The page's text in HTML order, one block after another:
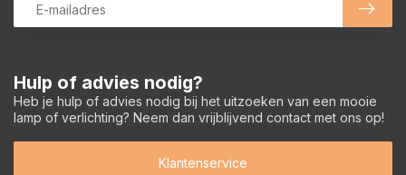
Hulp of advies nodig?
Heb je hulp of advies nodig bij het uitzoeken van een mooie
lamp of verlichting? Neem dan vrijblijvend contact met ons op!
Klantenservice